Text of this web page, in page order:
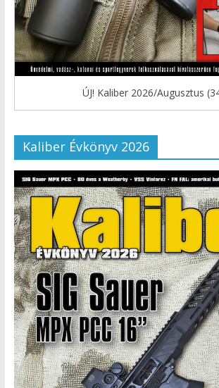
ÚJ! Kaliber 2026/Augusztus
Kaliber Évkönyv 2026